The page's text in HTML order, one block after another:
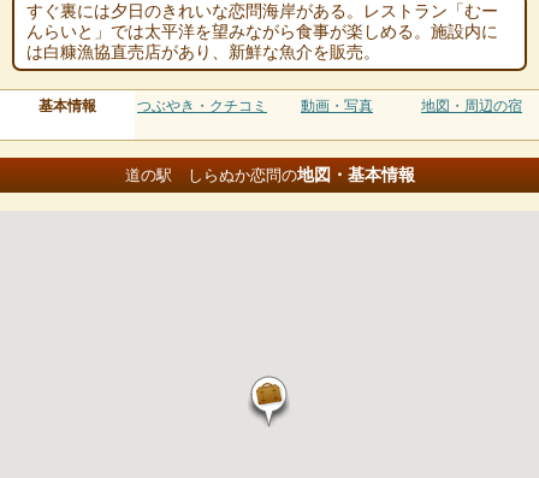
すぐ裏には夕日のきれいな恋問海岸がある。レストラン「むー
んらいと」では太平洋を望みながら食事が楽しめる。施設内に
は白糠漁協直売店があり、新鮮な魚介を販売。
基本情報 つぶやき・クチコミ 動画・写真 地図・周辺の宿
道の駅 しらぬか恋問の地図・基本情報